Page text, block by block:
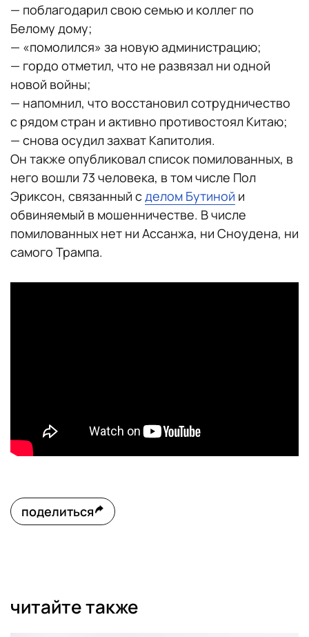
— поблагодарил свою семью и коллег по
Белому дому;
— «помолился» за новую администрацию;
— гордо отметил, что не развязал ни одной
новой войны;
— напомнил, что восстановил сотрудничество
с рядом стран и активно противостоял Китаю;
— снова осудил захват Капитолия.
Он также опубликовал список помилованных, в
него вошли 73 человека, в том числе Пол
Эриксон, связанный сделом Бутиной и
обвиняемый в мошенничестве. В числе
помилованных нет ни Ассанжа, ни Сноудена, ни
самого Трампа.
поделиться
читайте также